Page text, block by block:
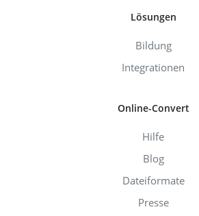
Lösungen
Bildung
Integrationen
Online-Convert
Hilfe
Blog
Dateiformate
Presse